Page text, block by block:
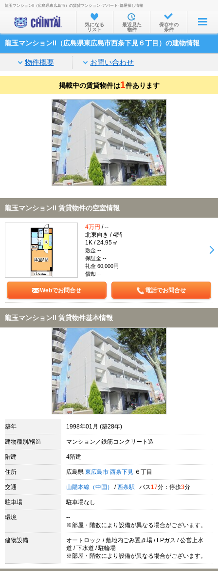
お部屋を探す
沿線・駅から
家賃相場から
通勤通学時間から
物件特集から
不動産会社から
TOP
龍玉マンションII（広島県東広島市）の賃貸マンション･アパート･部屋探し情報
気になる
リスト
最近見た
物件
保存中の
条件
龍玉マンションII（広島県東広島市西条下見６丁目）の建物情報
物件概要 お問い合わせ
掲載中の賃貸物件は1件あります
龍玉マンションII 賃貸物件の空室情報
4万円 / --
北東向き / 4階
1K / 24.95㎡
敷金 --
保証金 --
礼金 60,000円
償却 --
Webでお問合せ 電話でお問合せ
龍玉マンションII 賃貸物件基本情報
築年 1998年01月 (築28年)
建物種別/構造 マンション／鉄筋コンクリート造
階建 4階建
住所 広島県 東広島市 西条下見 ６丁目
交通 山陽本線（中国） / 西条駅 バス 17分：停歩3分
駐車場 駐車場なし
環境
--
※部屋・階数により設備が異なる場合がございます。
建物設備
オートロック / 敷地内ごみ置き場 / LPガス / 公営上水
道 / 下水道 / 駐輪場
※部屋・階数により設備が異なる場合がございます。